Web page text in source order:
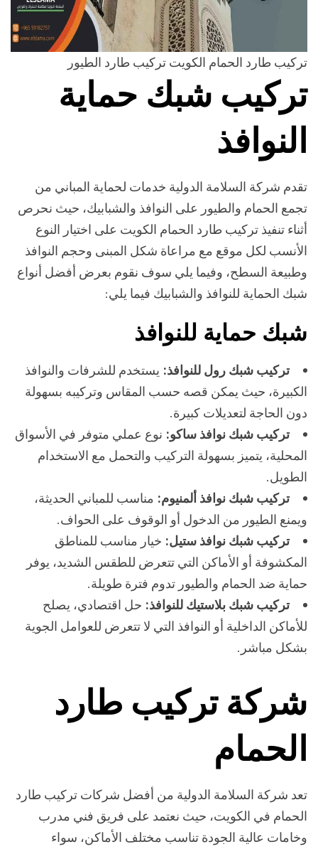
تركيب طارد الحمام الكويت تركيب طارد الطيور
تركيب شبك حماية
النوافذ
تقدم شركة السلامة الدولية خدمات لحماية المباني من
تجمع الحمام والطيور على النوافذ والشبابيك، حيث نحرص
أثناء تنفيذ تركيب طارد الحمام الكويت على اختيار النوع
الأنسب لكل موقع مع مراعاة شكل المبنى وحجم النوافذ
وطبيعة السطح، وفيما يلي سوف نقوم بعرض أفضل أنواع
شبك الحماية للنوافذ والشبابيك فيما يلي:
شبك حماية للنوافذ
تركيب شبك رول للنوافذ: يستخدم للشرفات والنوافذ
الكبيرة، حيث يمكن قصه حسب المقاس وتركيبه بسهولة
دون الحاجة لتعديلات كبيرة.
تركيب شبك نوافذ ساكو: نوع عملي متوفر في الأسواق
المحلية، يتميز بسهولة التركيب والتحمل مع الاستخدام
الطويل.
تركيب شبك نوافذ ألمنيوم: مناسب للمباني الحديثة،
ويمنع الطيور من الدخول أو الوقوف على الحواف.
تركيب شبك نوافذ ستيل: خيار مناسب للمناطق
المكشوفة أو الأماكن التي تتعرض للطقس الشديد، يوفر
حماية ضد الحمام والطيور تدوم فترة طويلة.
تركيب شبك بلاستيك للنوافذ: حل اقتصادي، يصلح
للأماكن الداخلية أو النوافذ التي لا تتعرض للعوامل الجوية
بشكل مباشر.
شركة تركيب طارد
الحمام
تعد شركة السلامة الدولية من أفضل شركات تركيب طارد
الحمام في الكويت، حيث نعتمد على فريق فني مدرب
وخامات عالية الجودة تناسب مختلف الأماكن، سواء